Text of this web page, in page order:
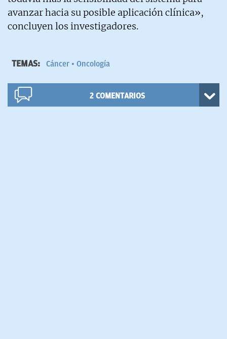
avanzar hacia su posible aplicación clínica»,
concluyen los investigadores.
TEMAS: Cáncer Oncología
2 COMENTARIOS